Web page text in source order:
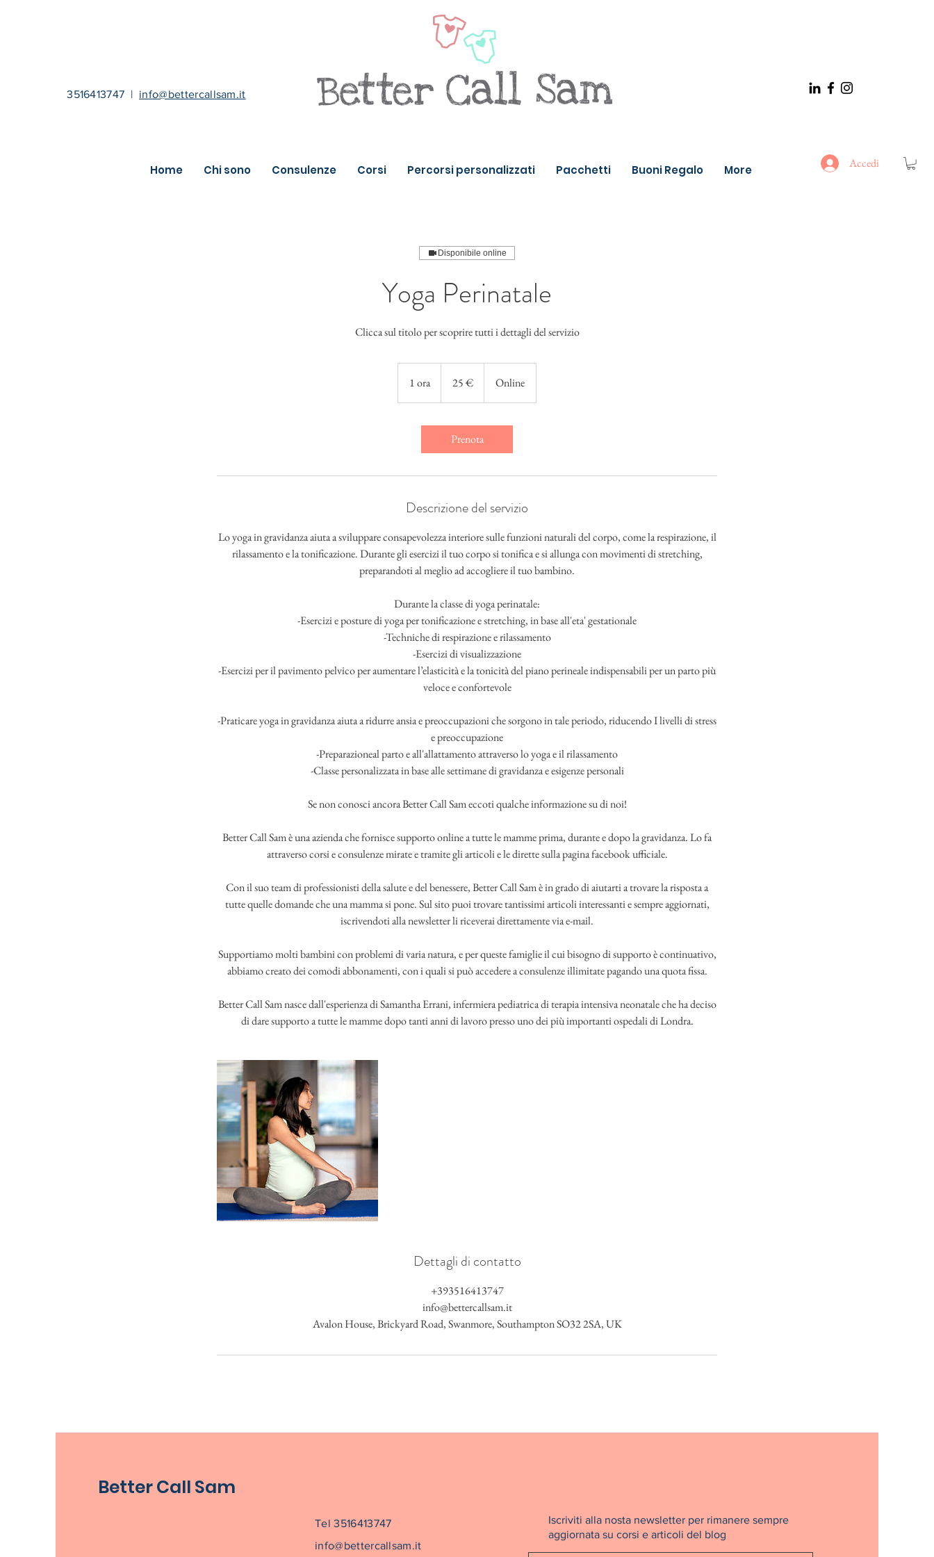
3516413747 | info@bettercallsam.it
Home Chi sono Consulenze Corsi Percorsi personalizzati Pacchetti Buoni Regalo More Accedi
Disponibile online
Yoga Perinatale
Clicca sul titolo per scoprire tutti i dettagli del servizio
1 ora1
o
25 € Online
Prenota
Descrizione del servizio
Lo yoga in gravidanza aiuta a sviluppare consapevolezza interiore sulle funzioni naturali del corpo, come la respirazione, il
rilassamento e la tonificazione. Durante gli esercizi il tuo corpo si tonifica e si allunga con movimenti di stretching,
preparandoti al meglio ad accogliere il tuo bambino.
Durante la classe di yoga perinatale:
-Esercizi e posture di yoga per tonificazione e stretching, in base all'eta' gestationale
-Techniche di respirazione e rilassamento
-Esercizi di visualizzazione
-Esercizi per il pavimento pelvico per aumentare l’elasticità e la tonicità del piano perineale indispensabili per un parto più
veloce e confortevole
-Praticare yoga in gravidanza aiuta a ridurre ansia e preoccupazioni che sorgono in tale periodo, riducendo I livelli di stress
e preoccupazione
-Preparazioneal parto e all'allattamento attraverso lo yoga e il rilassamento
-Classe personalizzata in base alle settimane di gravidanza e esigenze personali
Se non conosci ancora Better Call Sam eccoti qualche informazione su di noi!
Better Call Sam è una azienda che fornisce supporto online a tutte le mamme prima, durante e dopo la gravidanza. Lo fa
attraverso corsi e consulenze mirate e tramite gli articoli e le dirette sulla pagina facebook ufficiale.
Con il suo team di professionisti della salute e del benessere, Better Call Sam è in grado di aiutarti a trovare la risposta a
tutte quelle domande che una mamma si pone. Sul sito puoi trovare tantissimi articoli interessanti e sempre aggiornati,
iscrivendoti alla newsletter li riceverai direttamente via e-mail.
Supportiamo molti bambini con problemi di varia natura, e per queste famiglie il cui bisogno di supporto è continuativo,
abbiamo creato dei comodi abbonamenti, con i quali si può accedere a consulenze illimitate pagando una quota fissa.
Better Call Sam nasce dall'esperienza di Samantha Errani, infermiera pediatrica di terapia intensiva neonatale che ha deciso
di dare supporto a tutte le mamme dopo tanti anni di lavoro presso uno dei più importanti ospedali di Londra.
Dettagli di contatto
+393516413747
info@bettercallsam.it
Avalon House, Brickyard Road, Swanmore, Southampton SO32 2SA, UK
Better Call Sam
Tel 3516413747
info@bettercallsam.it
Iscriviti alla nosta newsletter per rimanere sempre
aggiornata su corsi e articoli del blog